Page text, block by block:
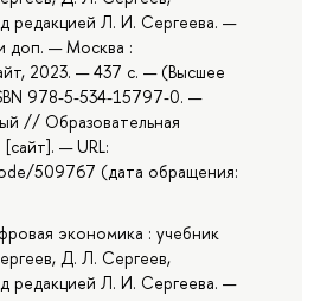
редакцией Л. И. Сергеева. —
доп. — Москва :
2023. — 437 с. — (Высшее
978-5-534-15797-0. —
// Образовательная
— URL:
509767 (дата обращения:
экономика : учебник
Д. Л. Сергеев,
редакцией Л. И. Сергеева. —